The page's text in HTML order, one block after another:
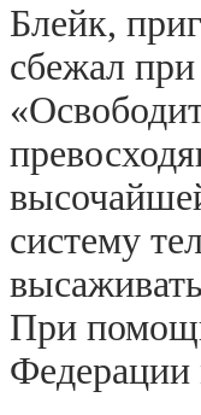
Блейк,
сбежал
систему
При
Федерации